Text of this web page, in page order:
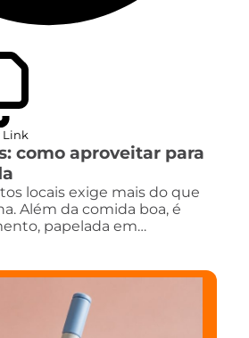
Link
como aproveitar para
locais exige mais do que
Além da comida boa, é
papelada em…